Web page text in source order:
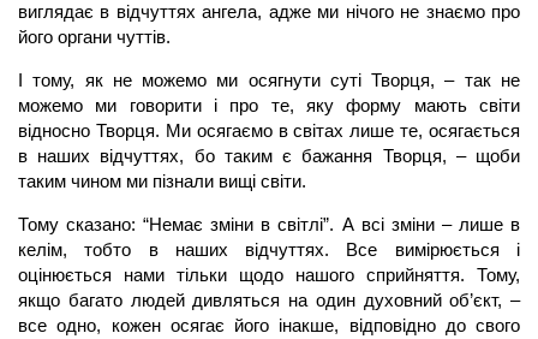
виглядає в відчуттях ангела, адже ми нічого не знаємо про
його органи чуттів.
І тому, як не можемо ми осягнути суті Творця, – так не
можемо ми говорити і про те, яку форму мають світи
відносно Творця. Ми осягаємо в світах лише те, осягається
в наших відчуттях, бо таким є бажання Творця, – щоби
таким чином ми пізнали вищі світи.
Тому сказано: “Немає зміни в світлі”. А всі зміни – лише в
келім, тобто в наших відчуттях. Все вимірюється і
оцінюється нами тільки щодо нашого сприйняття. Тому,
якщо багато людей дивляться на один духовний об’єкт, –
все одно, кожен осягає його інакше, відповідно до свого